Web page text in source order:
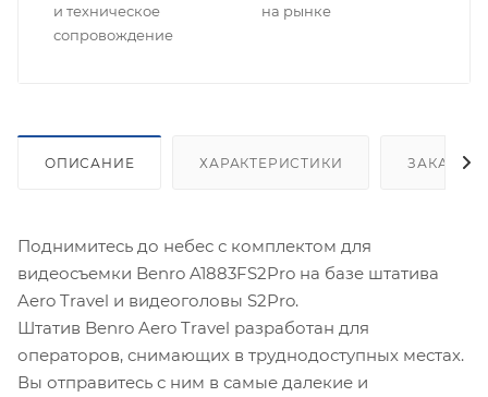
и техническое
сопровождение
на рынке
ОПИСАНИЕ ХАРАКТЕРИСТИКИ
Поднимитесь до небес с комплектом для
видеосъемки Benro A1883FS2Pro на базе штатива
Aero Travel и видеоголовы S2Pro.
Штатив Benro Aero Travel разработан для
операторов, снимающих в труднодоступных местах.
Вы отправитесь с ним в самые далекие и